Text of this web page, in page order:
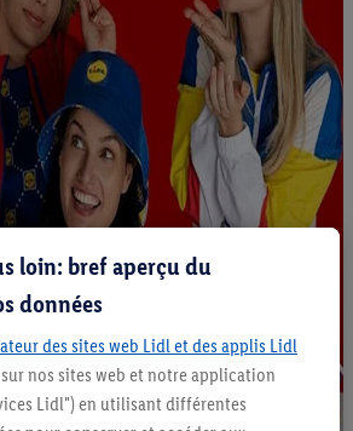
loin: bref aperçu du
données
des sites web Lidl et des applis Lidl
nos sites web et notre application
Lidl") en utilisant différentes